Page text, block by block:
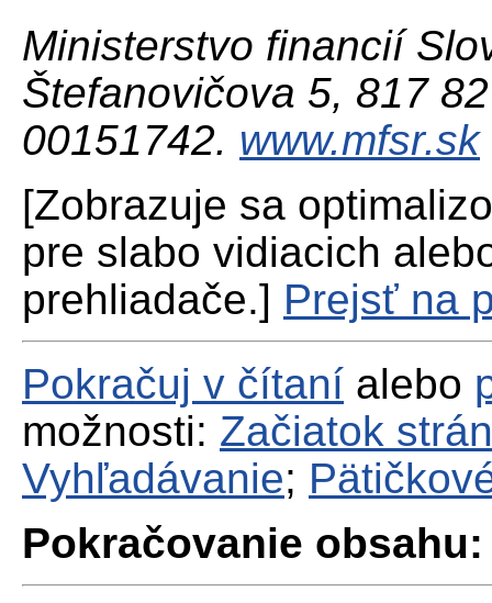
Ministerstvo financií
Štefanovičova 5, 817
00151742. www.mfsr.sk
[Zobrazuje sa
pre slabo vidiacich
prehliadače.] Prejsť na
Pokračuj v čítaní alebo
možnosti: Začiatok
Vyhľadávanie;
Pokračovanie obsahu: